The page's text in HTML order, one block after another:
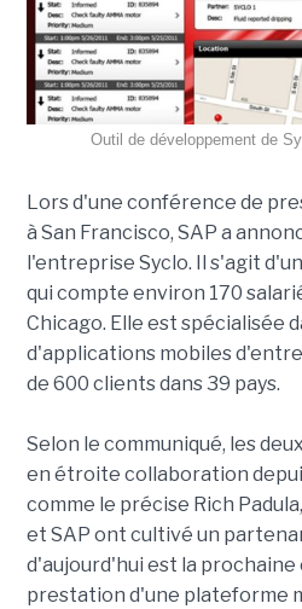
Outil de développement de
Lors d'une conférence de
à San Francisco, SAP a
l'entreprise Syclo. Il s'agit
qui compte environ 170
Chicago. Elle est spécialisée
d'applications mobiles
de 600 clients dans 39 pays.
Selon le communiqué, les
en étroite collaboration
comme le précise Rich Padula,
et SAP ont cultivé un
d'aujourd'hui est la prochaine
prestation d'une plateforme